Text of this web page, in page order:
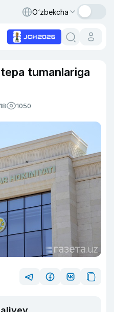
O‘zbekcha
tumanlariga
1050